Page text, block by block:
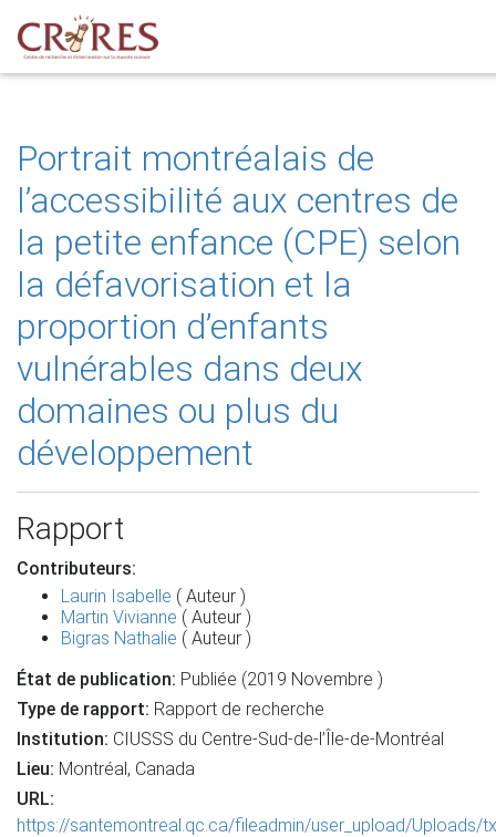
Portrait montréalais de
l’accessibilité aux centres de
la petite enfance (CPE) selon
la défavorisation et la
proportion d’enfants
vulnérables dans deux
domaines ou plus du
développement
Rapport
Contributeurs:
Laurin Isabelle ( Auteur )
Martin Vivianne ( Auteur )
Bigras Nathalie ( Auteur )
État de publication: Publiée (2019 Novembre )
Type de rapport: Rapport de recherche
Institution: CIUSSS du Centre-Sud-de-l’Île-de-Montréal
Lieu: Montréal, Canada
URL:
https://santemontreal.qc.ca/fileadmin/user_upload/Uploads/